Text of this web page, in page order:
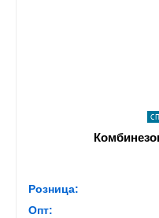
Розница:
Опт: